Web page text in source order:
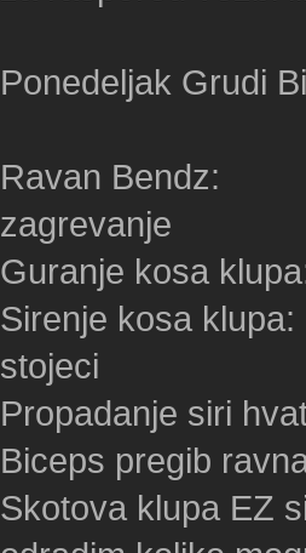
Ponedeljak Grudi
Ravan
zagrevanje
Guranje kosa
Sirenje kosa
stojeci
Propadanje siri
Biceps pregib
Skotova klupa